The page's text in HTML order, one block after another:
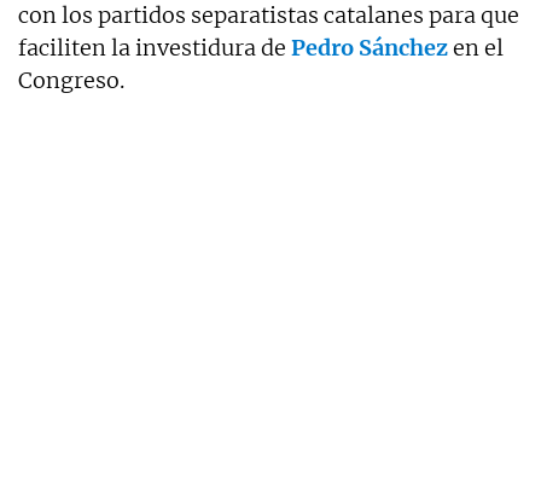
con los partidos separatistas catalanes para que
faciliten la investidura de Pedro Sánchezen el
Congreso.